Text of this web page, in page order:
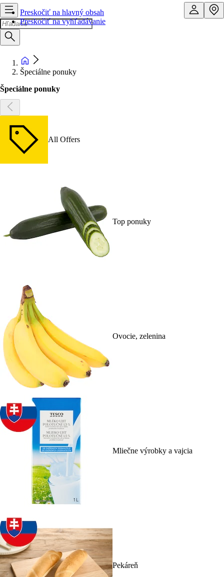
Preskočiť na hlavný obsah
Preskočiť na vyhľadávanie
Špeciálne ponuky
Špeciálne ponuky
All Offers
Top ponuky
Ovocie, zelenina
Mliečne výrobky a vajcia
Pekáreň